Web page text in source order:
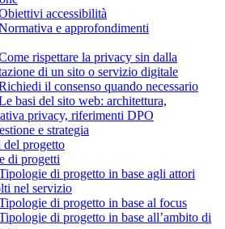
accessibilità
e approfondimenti
rispettare la privacy sin dalla
di un sito o servizio digitale
il consenso quando necessario
basi del sito web: architettura,
privacy, riferimenti DPO
e strategia
progetto
di progetti
di progetto in base agli attori
nel servizio
di progetto in base al focus
di progetto in base all’ambito di